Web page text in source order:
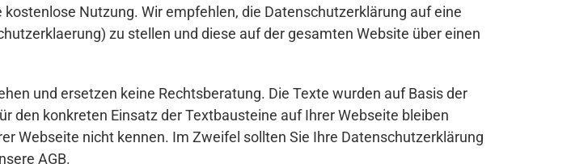
Nutzung. Wir empfehlen, die Datenschutzerklärung auf eine
zu stellen und diese auf der gesamten Website über einen
und ersetzen keine Rechtsberatung. Die Texte wurden auf Basis der
den konkreten Einsatz der Textbausteine auf Ihrer Webseite bleiben
Webseite nicht kennen. Im Zweifel sollten Sie Ihre Datenschutzerklärung
AGB.